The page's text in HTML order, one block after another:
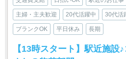
主婦・主夫歓迎 20代活躍中 30代活
ブランクOK 平日休み 長期
【13時スタート】駅近施設